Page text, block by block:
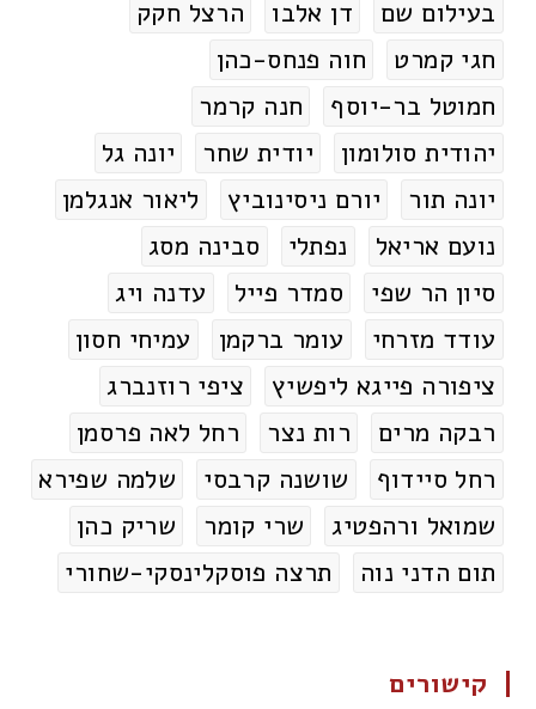
בעילום שם דן אלבו
הרצל חקק
חגי קמרט
חוה פנחס-כהן
חמוטל בר-יוסף
חנה קרמר
יהודית סולומון
יודית שחר
יונה גל
יונה תור
יורם ניסינוביץ
ליאור אנגלמן
נועם אריאל
נפתלי
סבינה מסג
סיון הר שפי
סמדר פייל
עדנה ויג
עודד מזרחי
עומר ברקמן
עמיחי חסון
ציפורה פייגא ליפשיץ
ציפי רוזנברג
רבקה מרים
רות נצר
רחל לאה פרסמן
רחל סיידוף
שושנה קרבסי
שלמה שפירא
שמואל ורהפטיג
שרי קומר
שריק כהן
תום הדני נוה
תרצה פוסקלינסקי-שחורי
קישורים